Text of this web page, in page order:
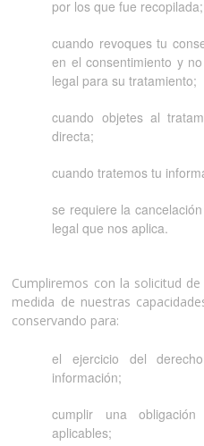
por los que fue recopilada;
cuando revoques tu
en el consentimiento y
legal para su tratamiento;
cuando objetes al
directa;
cuando tratemos tu
se requiere la
legal que nos aplica.
Cumpliremos con la solicitud
medida de nuestras
conservando para:
el ejercicio del
información;
cumplir una
aplicables;